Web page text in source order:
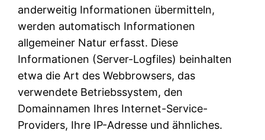
anderweitig Informationen übermitteln,
werden automatisch Informationen
allgemeiner Natur erfasst. Diese
Informationen (Server-Logfiles) beinhalten
etwa die Art des Webbrowsers, das
verwendete Betriebssystem, den
Domainnamen Ihres Internet-Service-
Providers, Ihre IP-Adresse und ähnliches.